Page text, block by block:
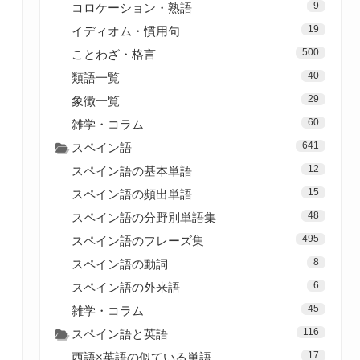
コロケーション・熟語 9
イディオム・慣用句 19
ことわざ・格言 500
類語一覧 40
象徴一覧 29
雑学・コラム 60
スペイン語 641
スペイン語の基本単語 12
スペイン語の頻出単語 15
スペイン語の分野別単語集 48
スペイン語のフレーズ集 495
スペイン語の動詞 8
スペイン語の外来語 6
雑学・コラム 45
スペイン語と英語 116
西語×英語の似ている単語 17